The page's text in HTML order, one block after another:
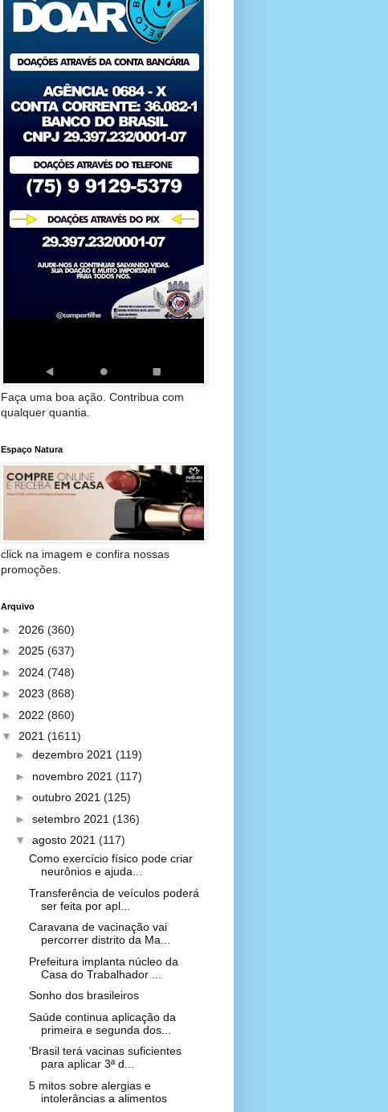
Faça uma boa ação. Contribua com
qualquer quantia.
Espaço Natura
click na imagem e confira nossas
promoções.
Arquivo
► 2026 (360)
► 2025 (637)
► 2024 (748)
► 2023 (868)
► 2022 (860)
▼ 2021 (1611)
► dezembro 2021 (119)
► novembro 2021 (117)
► outubro 2021 (125)
► setembro 2021 (136)
▼ agosto 2021 (117)
Como exercício físico pode criar
neurônios e ajuda...
Transferência de veículos poderá
ser feita por apl...
Caravana de vacinação vai
percorrer distrito da Ma...
Prefeitura implanta núcleo da
Casa do Trabalhador ...
Sonho dos brasileiros
Saúde continua aplicação da
primeira e segunda dos...
‘Brasil terá vacinas suficientes
para aplicar 3ª d...
5 mitos sobre alergias e
intolerâncias a alimentos